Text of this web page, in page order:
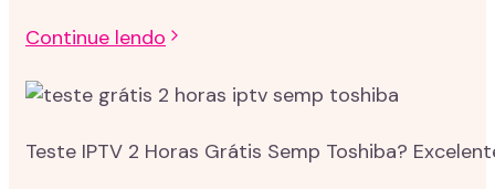
Continue lendo
Teste IPTV 2 Horas Grátis Semp Toshiba?